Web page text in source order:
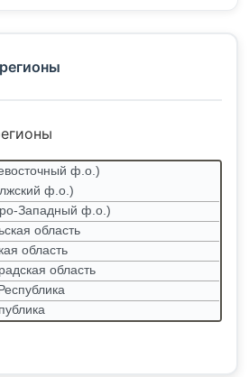
ф.о.)
ф.о.)
Западный ф.о.)
область
область
область